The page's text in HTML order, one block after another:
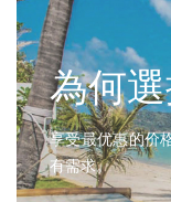
為何
享受最优惠的价
有需求。